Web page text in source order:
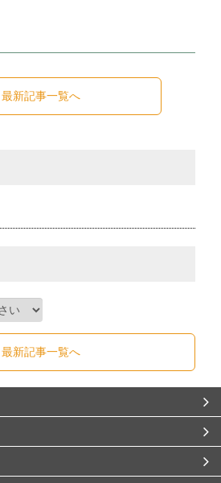
最新記事一覧へ
最新記事一覧へ